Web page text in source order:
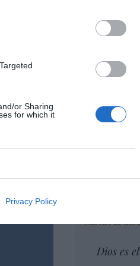
or Sharing
for which it
Privacy Policy
digna
todos al
“Europa
poniendo
por Ana
EEUU.
tercera
define
por Ignacio
Cartas al
Dios es